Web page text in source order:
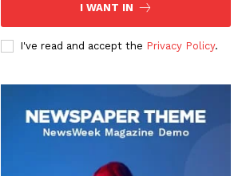
I WANT IN
I've read and accept the Privacy Policy.